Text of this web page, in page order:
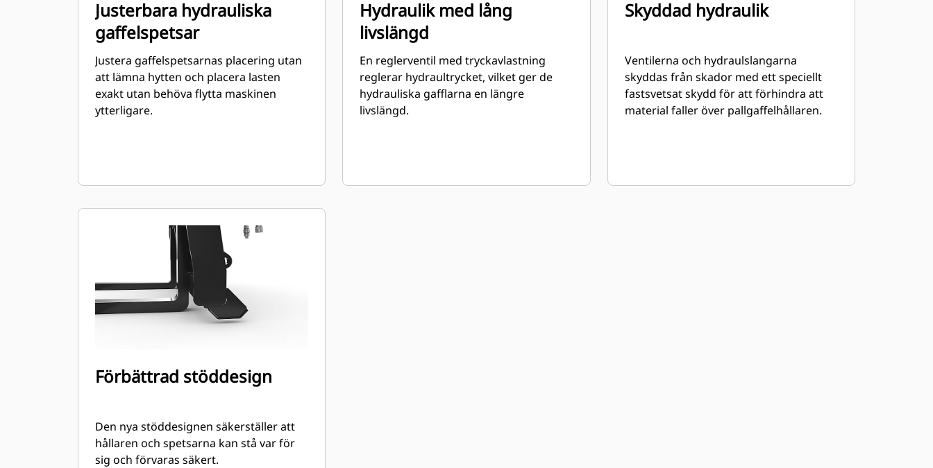
Justerbara hydrauliska
gaffelspetsar
Justera gaffelspetsarnas placering utan
att lämna hytten och placera lasten
exakt utan behöva flytta maskinen
ytterligare.
Hydraulik med lång
livslängd
En reglerventil med tryckavlastning
reglerar hydraultrycket, vilket ger de
hydrauliska gafflarna en längre
livslängd.
Skyddad hydraulik
Ventilerna och hydraulslangarna
skyddas från skador med ett speciellt
fastsvetsat skydd för att förhindra att
material faller över pallgaffelhållaren.
Förbättrad stöddesign
Den nya stöddesignen säkerställer att
hållaren och spetsarna kan stå var för
sig och förvaras säkert.